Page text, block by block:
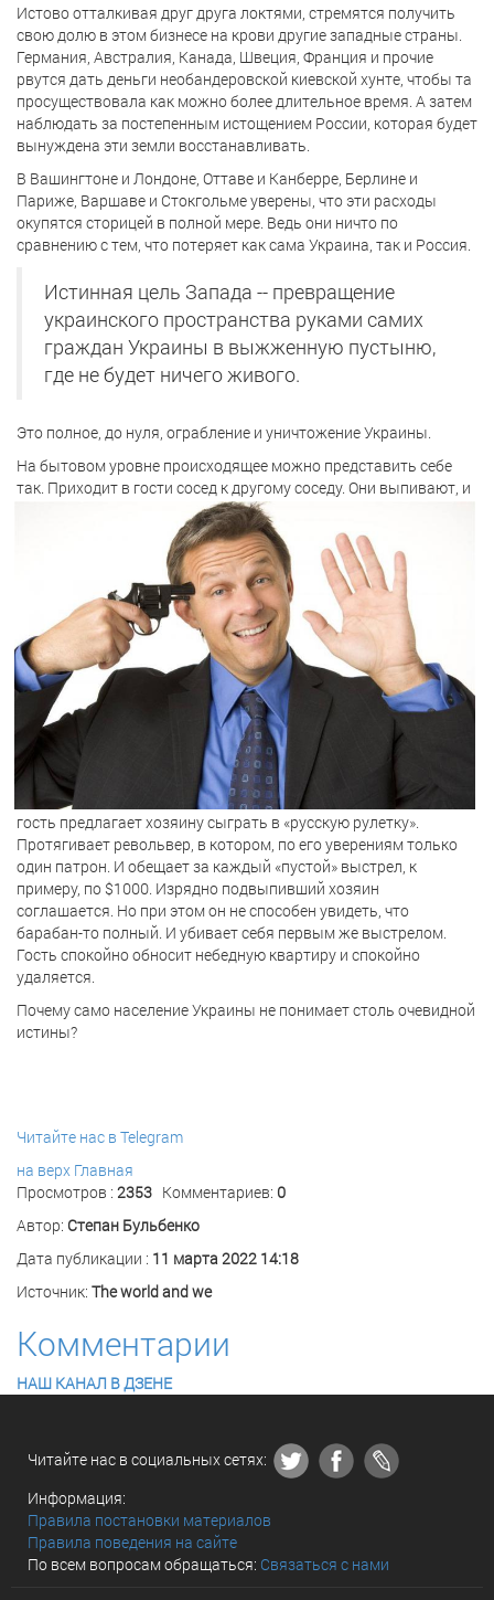
Истово отталкивая друг друга локтями, стремятся получить
свою долю в этом бизнесе на крови другие западные страны.
Германия, Австралия, Канада, Швеция, Франция и прочие
рвутся дать деньги необандеровской киевской хунте, чтобы та
просуществовала как можно более длительное время. А затем
наблюдать за постепенным истощением России, которая будет
вынуждена эти земли восстанавливать.
В Вашингтоне и Лондоне, Оттаве и Канберре, Берлине и
Париже, Варшаве и Стокгольме уверены, что эти расходы
окупятся сторицей в полной мере. Ведь они ничто по
сравнению с тем, что потеряет как сама Украина, так и Россия.
Истинная цель Запада -- превращение
украинского пространства руками самих
граждан Украины в выжженную пустыню,
где не будет ничего живого.
Это полное, до нуля, ограбление и уничтожение Украины.
На бытовом уровне происходящее можно представить себе
так. Приходит в гости сосед к другому соседу. Они выпивают, и
гость предлагает хозяину сыграть в «русскую рулетку».
Протягивает револьвер, в котором, по его уверениям только
один патрон. И обещает за каждый «пустой» выстрел, к
примеру, по $1000. Изрядно подвыпивший хозяин
соглашается. Но при этом он не способен увидеть, что
барабан-то полный. И убивает себя первым же выстрелом.
Гость спокойно обносит небедную квартиру и спокойно
удаляется.
Почему само население Украины не понимает столь очевидной
истины?
Читайте нас в Telegram
на верх Главная
Просмотров : 2353 Комментариев: 0
Автор: Степан Бульбенко
Дата публикации : 11 марта 2022 14:18
Источник: The world and we
Комментарии
НАШ КАНАЛ В ДЗЕНЕ
Читайте нас в социальных сетях:
Информация:
Правила постановки материалов
Правила поведения на сайте
По всем вопросам обращаться: Связаться с нами